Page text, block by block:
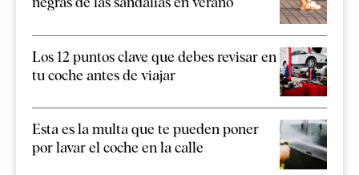
Los 12 puntos clave que debes revisar en
tu coche antes de viajar
Esta es la multa que te pueden poner
por lavar el coche en la calle